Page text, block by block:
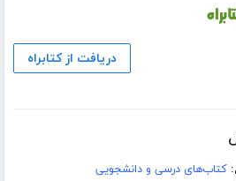
دریافت از کتابراه
کتاب‌های درسی و دانشجویی